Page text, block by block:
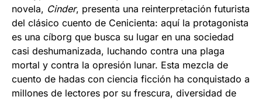
novela, Cinder, presenta una reinterpretación futurista
del clásico cuento de Cenicienta: aquí la protagonista
es una cíborg que busca su lugar en una sociedad
casi deshumanizada, luchando contra una plaga
mortal y contra la opresión lunar. Esta mezcla de
cuento de hadas con ciencia ficción ha conquistado a
millones de lectores por su frescura, diversidad de